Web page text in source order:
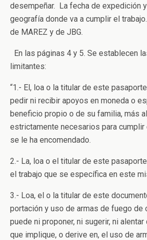
desempeñar. La fecha de expedición
geografía donde va a cumplir el
de MAREZ y de JBG.
En las páginas 4 y 5. Se establecen
limitantes:
“1.- El, loa o la titular de este
pedir ni recibir apoyos en moneda o
beneficio propio o de su familia, más
estrictamente necesarios para cumplir
se le ha encomendado.
2.- La, loa o el titular de este
el trabajo que se específica en este
3.- Loa, el o la titular de este
portación y uso de armas de fuego de
puede ni proponer, ni sugerir, ni
que implique, o derive en, el uso de